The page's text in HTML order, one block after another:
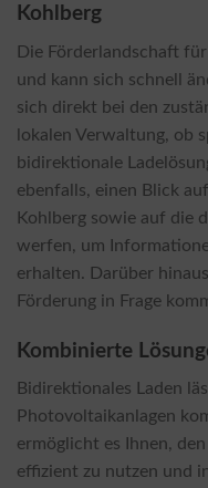
Kohlberg
Die Förderlandschaft
und kann sich schnell
sich direkt bei den
lokalen Verwaltung, ob
bidirektionale
ebenfalls, einen Blick
Kohlberg sowie auf die
werfen, um
erhalten. Darüber
Förderung in Frage
Kombinierte
Bidirektionales Laden
Photovoltaikanlagen
ermöglicht es Ihnen,
effizient zu nutzen und